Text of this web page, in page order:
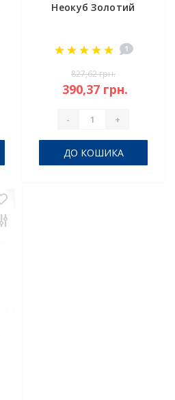
Неокуб Золотий
1
827,62 грн.
390,37 грн.
- +
ДО КОШИКА